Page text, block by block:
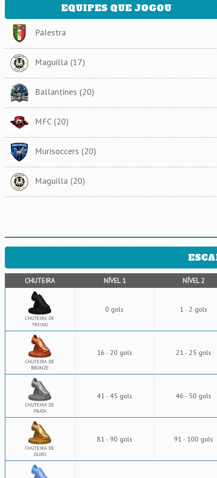
EQUIPES QUE JOGOU
Palestra
Maguilla (17)
Ballantines (20)
MFC (20)
Murisoccers (20)
Maguilla (20)
CHUTEIRA NÍVEL 1 NÍVEL 2
CHUTEIRA DE
TREINO
0 gols 1 - 2 gols
CHUTEIRA DE
BRONZE
16 - 20 gols 21 - 25 gols
CHUTEIRA DE
PRATA
41 - 45 gols 46 - 50 gols
CHUTEIRA DE
OURO
81 - 90 gols 91 - 100 gols